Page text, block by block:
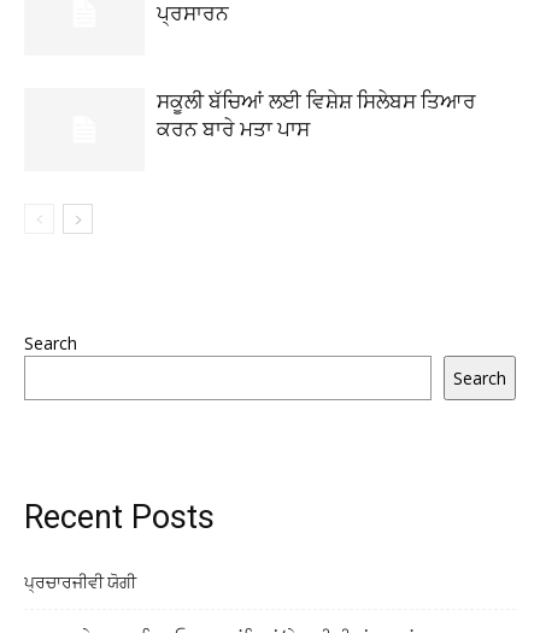
ਪ੍ਰਸਾਰਨ
ਸਕੂਲੀ ਬੱਚਿਆਂ ਲਈ ਵਿਸ਼ੇਸ਼ ਸਿਲੇਬਸ ਤਿਆਰ
ਕਰਨ ਬਾਰੇ ਮਤਾ ਪਾਸ
Search
Search
Recent Posts
ਪ੍ਰਚਾਰਜੀਵੀ ਯੋਗੀ